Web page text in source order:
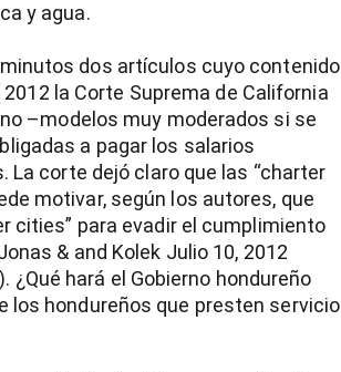
y agua.
dos artículos cuyo contenido
la Corte Suprema de California
–modelos muy moderados si se
a pagar los salarios
corte dejó claro que las “charter
motivar, según los autores, que
cities” para evadir el cumplimiento
& and Kolek Julio 10, 2012
hará el Gobierno hondureño
los hondureños que presten servicio